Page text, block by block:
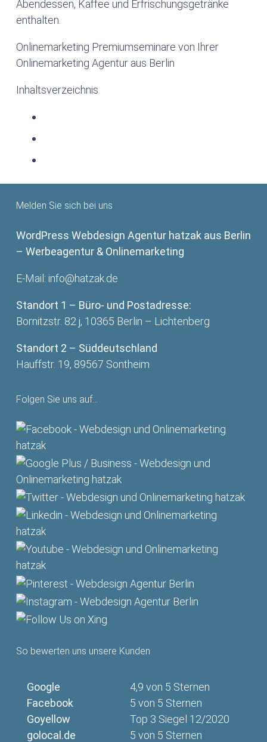
Abendessen, Kaffee und Erfrischungsgetränke
enthalten.
Onlinemarketing Premiumseminare von Ihrer
Onlinemarketing Agentur aus Berlin
Inhaltsverzeichnis
Melden Sie sich bei uns
WordPress Webdesign Agentur hatzak aus Berlin
– Werbeagentur & Onlinemarketing
E-Mail: info@hatzak.de
Standort 1 – Büro- und Postadresse:
Bornitzstr. 82 j, 10365 Berlin – Lichtenberg
Standort 2 – Süddeutschland
Hauffstr. 19, 89567 Sontheim
Folgen Sie uns auf…
So bewerten uns unsere Kunden
Google
Facebook
Goyellow
golocal.de
4,9 von 5 Sternen
5 von 5 Sternen
Top 3 Siegel 12/2020
5 von 5 Sternen